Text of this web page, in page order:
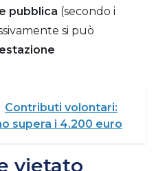
pubblica (secondo i
si può
Contributi volontari:
supera i 4.200 euro
vietato